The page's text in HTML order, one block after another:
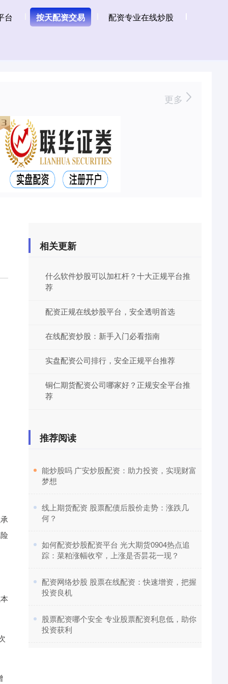
台 按天配资交易 配资专业在线炒股
更多
相关更新
什么软件炒股可以加杠杆？十大正规平台推
荐
配资正规在线炒股平台，安全透明首选
在线配资炒股：新手入门必看指南
实盘配资公司排行，安全正规平台推荐
铜仁期货配资公司哪家好？正规安全平台推
荐
推荐阅读
​能炒股吗 广安炒股配资：助力投资，实现财富
梦想
​线上期货配资 股票配债后股价走势：涨跌几
何？
​如何配资炒股配资平台 光大期货0904热点追
踪：菜粕涨幅收窄，上涨是否昙花一现？
​配资网络炒股 股票在线配资：快速增资，把握
投资良机
​股票配资哪个安全 专业股票配资利息低，助你
投资获利